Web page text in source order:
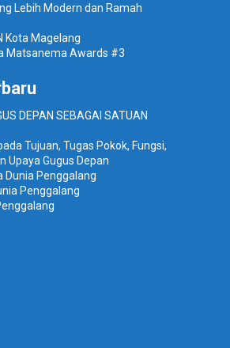
Lebih Modern dan Ramah
Kota Magelang
Matsanema Awards #3
DEPAN SEBAGAI SATUAN
Tujuan, Tugas Pokok, Fungsi,
Upaya Gugus Depan
Dunia Penggalang
Penggalang